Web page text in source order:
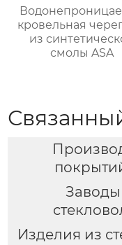
кровельная
из
смолы ASA
Заводы
Изделия из